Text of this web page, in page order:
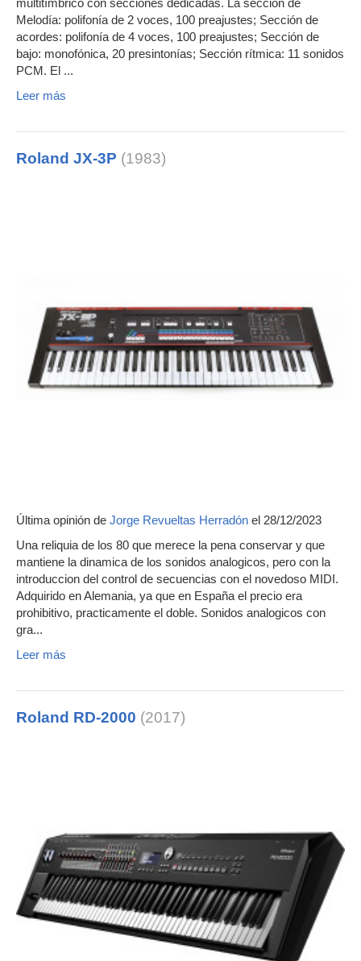
multitímbrico con secciones dedicadas. La sección de
Melodía: polifonía de 2 voces, 100 preajustes; Sección de
acordes: polifonía de 4 voces, 100 preajustes; Sección de
bajo: monofónica, 20 presintonías; Sección rítmica: 11 sonidos
PCM. El ...
Leer más
Roland JX-3P (1983)
Última opinión de Jorge Revueltas Herradón el 28/12/2023
Una reliquia de los 80 que merece la pena conservar y que
mantiene la dinamica de los sonidos analogicos, pero con la
introduccion del control de secuencias con el novedoso MIDI.
Adquirido en Alemania, ya que en España el precio era
prohibitivo, practicamente el doble. Sonidos analogicos con
gra...
Leer más
Roland RD-2000 (2017)